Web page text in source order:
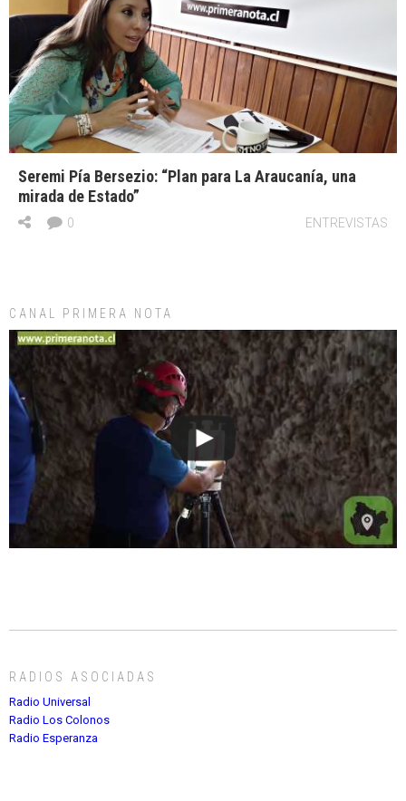
Seremi Pía Bersezio: “Plan para La Araucanía, una
mirada de Estado”
ENTREVISTAS
0
CANAL PRIMERA NOTA
RADIOS ASOCIADAS
Radio Universal
Radio Los Colonos
Radio Esperanza